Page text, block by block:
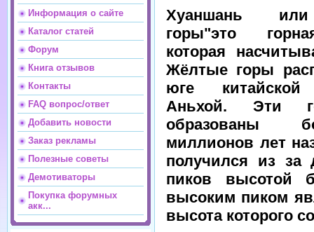
Информация о сайте
Каталог статей
Форум
Книга отзывов
Контакты
FAQ вопрос/ответ
Добавить новости
Заказ рекламы
Полезные советы
Демотиваторы
Покупка форумных
акк...
Хуаншань
горы"это
которая
Жёлтые горы
юге китайской
Аньхой. Эти
образованы
миллионов лет
получился из за
пиков высотой
высоким пиком
высота которого